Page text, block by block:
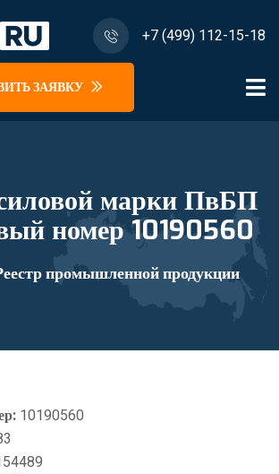
+7 (499) 112-15-18
ЗАЯВКУ
марки ПвБП
номер 10190560
промышленной продукции
10190560